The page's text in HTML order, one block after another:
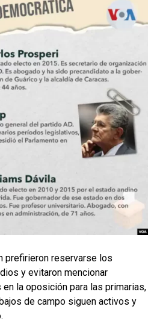
prefirieron reservarse los
y evitaron mencionar
la oposición para las primarias,
de campo siguen activos y